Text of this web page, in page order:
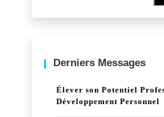
Derniers Messages
Élever son Potentiel
Développement Personnel